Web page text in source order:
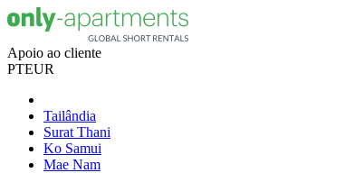
Apoio ao cliente
PTEUR
Tailândia
Surat Thani
Ko Samui
Mae Nam